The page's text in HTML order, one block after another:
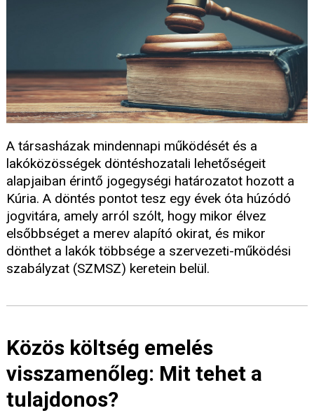
A társasházak mindennapi működését és a
lakóközösségek döntéshozatali lehetőségeit
alapjaiban érintő jogegységi határozatot hozott a
Kúria. A döntés pontot tesz egy évek óta húzódó
jogvitára, amely arról szólt, hogy mikor élvez
elsőbbséget a merev alapító okirat, és mikor
dönthet a lakók többsége a szervezeti-működési
szabályzat (SZMSZ) keretein belül.
Közös költség emelés
visszamenőleg: Mit tehet a
tulajdonos?